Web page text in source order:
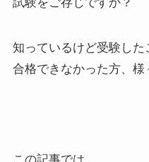
試験をご存じですか？
知っているけど受験し
合格できなかった方、様